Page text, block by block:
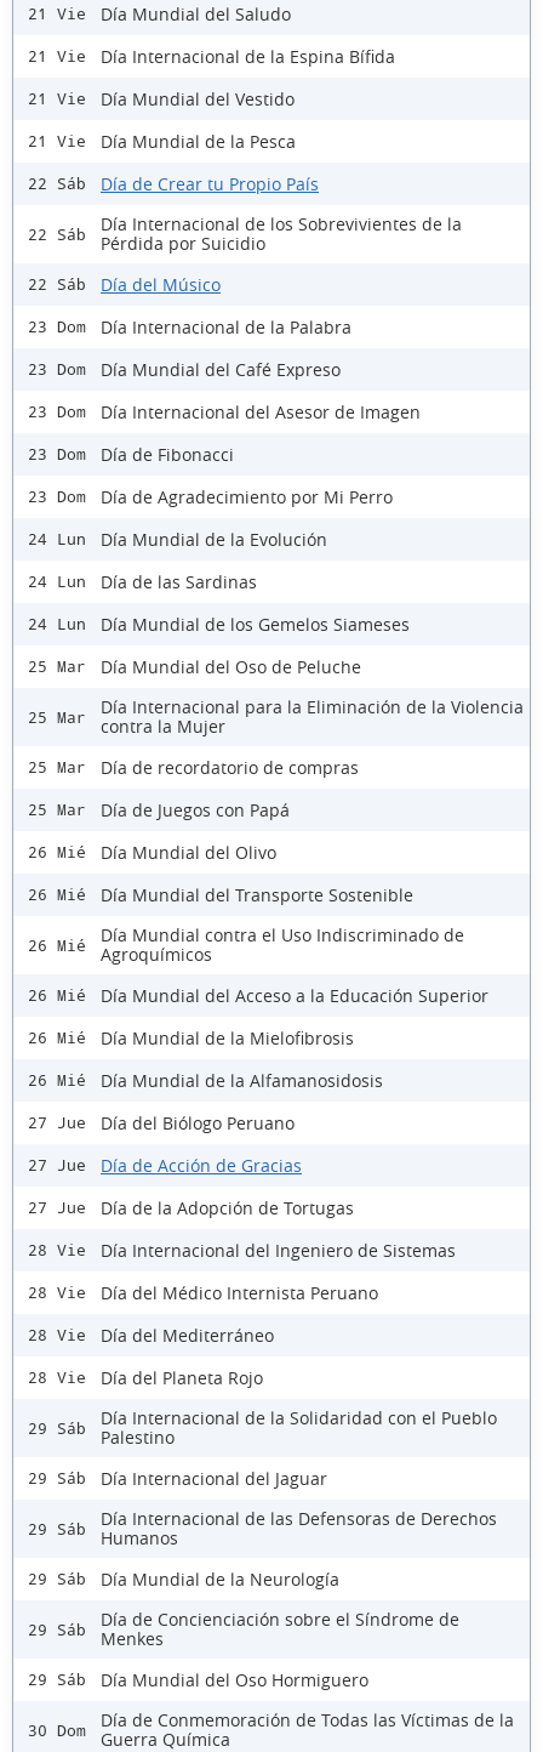
21 Vie Día Mundial del Saludo
21 Vie Día Internacional de la Espina Bífida
21 Vie Día Mundial del Vestido
21 Vie Día Mundial de la Pesca
22 Sáb Día de Crear tu Propio País
22 Sáb
Día Internacional de los Sobrevivientes de la
Pérdida por Suicidio
22 Sáb Día del Músico
23 Dom Día Internacional de la Palabra
23 Dom Día Mundial del Café Expreso
23 Dom Día Internacional del Asesor de Imagen
23 Dom Día de Fibonacci
23 Dom Día de Agradecimiento por Mi Perro
24 Lun Día Mundial de la Evolución
24 Lun Día de las Sardinas
24 Lun Día Mundial de los Gemelos Siameses
25 Mar Día Mundial del Oso de Peluche
25 Mar
Día Internacional para la Eliminación de la Violencia
contra la Mujer
25 Mar Día de recordatorio de compras
25 Mar Día de Juegos con Papá
26 Mié Día Mundial del Olivo
26 Mié Día Mundial del Transporte Sostenible
26 Mié
Día Mundial contra el Uso Indiscriminado de
Agroquímicos
26 Mié Día Mundial del Acceso a la Educación Superior
26 Mié Día Mundial de la Mielofibrosis
26 Mié Día Mundial de la Alfamanosidosis
27 Jue Día del Biólogo Peruano
27 Jue Día de Acción de Gracias
27 Jue Día de la Adopción de Tortugas
28 Vie Día Internacional del Ingeniero de Sistemas
28 Vie Día del Médico Internista Peruano
28 Vie Día del Mediterráneo
28 Vie Día del Planeta Rojo
29 Sáb
Día Internacional de la Solidaridad con el Pueblo
Palestino
29 Sáb Día Internacional del Jaguar
29 Sáb
Día Internacional de las Defensoras de Derechos
Humanos
29 Sáb Día Mundial de la Neurología
29 Sáb
Día de Concienciación sobre el Síndrome de
Menkes
29 Sáb Día Mundial del Oso Hormiguero
30 Dom
Día de Conmemoración de Todas las Víctimas de la
Guerra Química